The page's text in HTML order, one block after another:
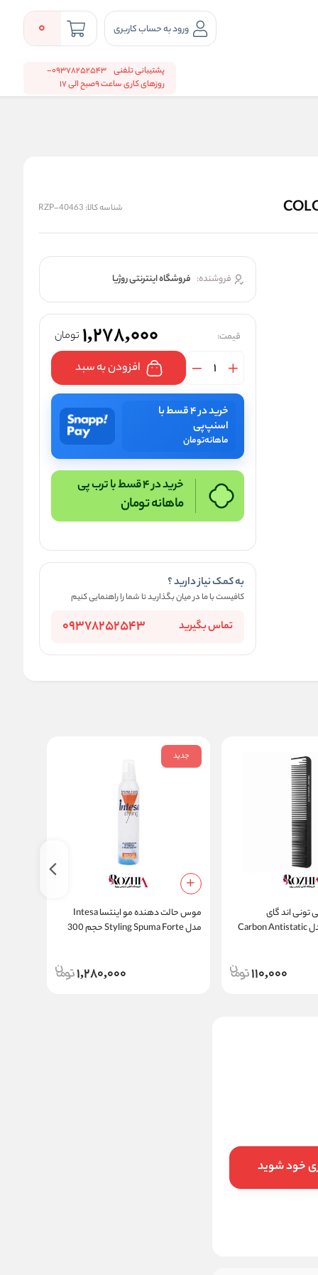
ورود به حساب کاربری 0
پشتیبانی تلفنی
09378252543-
روزهای کاری ساعت 9صبح الی 17
شناسه کالا: RZP-40463
فروشنده: فروشگاه اینترنتی روژیا
قیمت: 1,278,000 تومان
افزودن به سبد
خرید در ۴ قسط با
اسنپ‌پی
ماهانهتومان
خرید در 4 قسط با ترب پی
ماهانهتومان
به کمک نیاز دارید ؟
کافیست با ما در میان بگذارید تا شما را راهنمایی کنیم
تماس بگیرید 09378252543
تونی اند گای
TONI&GUY مدل Carbon Antistatic
110,000
جدید
موس حالت دهنده مو اینتسا Intesa
مدل Styling Spuma Forte حجم 300
1,280,000
خود شوید